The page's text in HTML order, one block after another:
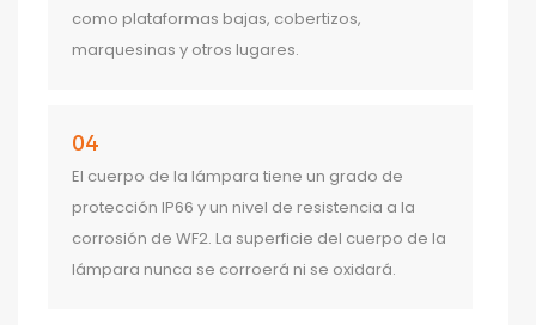
como plataformas bajas, cobertizos,
marquesinas y otros lugares.
04
El cuerpo de la lámpara tiene un grado de
protección IP66 y un nivel de resistencia a la
corrosión de WF2. La superficie del cuerpo de la
lámpara nunca se corroerá ni se oxidará.